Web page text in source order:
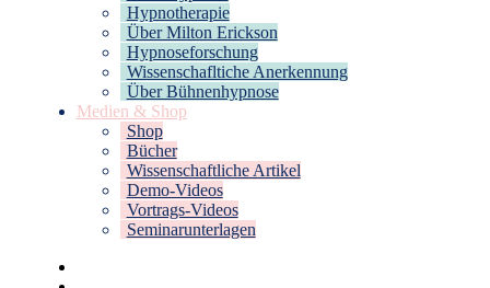
Hypnotherapie
Über Milton Erickson
Hypnoseforschung
Wissenschafltiche Anerkennung
Über Bühnenhypnose
Medien & Shop
Shop
Bücher
Wissenschaftliche Artikel
Demo-Videos
Vortrags-Videos
Seminarunterlagen